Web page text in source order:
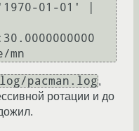
01-01' |
pacman.log,
ротации и до